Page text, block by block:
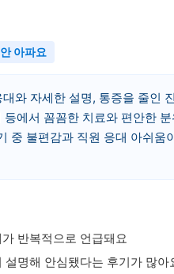
안 아파요
와 자세한 설명, 통증을 줄인
등에서 꼼꼼한 치료와 편안한
중 불편감과 직원 응대 아쉬움
반복적으로 언급돼요
명해 안심됐다는 후기가 많아